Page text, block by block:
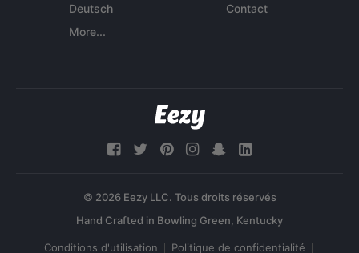
Deutsch
More...
Contact
© 2026 Eezy LLC. Tous droits réservés
Conditions d'utilisation Politique de confidentialité